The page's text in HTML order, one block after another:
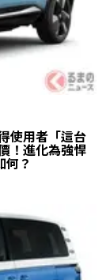
使用者「這台
！進化為強悍
何？